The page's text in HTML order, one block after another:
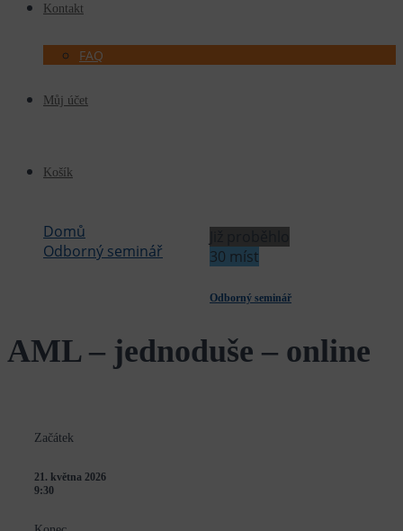
Kontakt
FAQ
Můj účet
Košík
Domů
Odborný seminář
30 míst
Odborný seminář
AML – jednoduše – online
Začátek
21. května 2026
9:30